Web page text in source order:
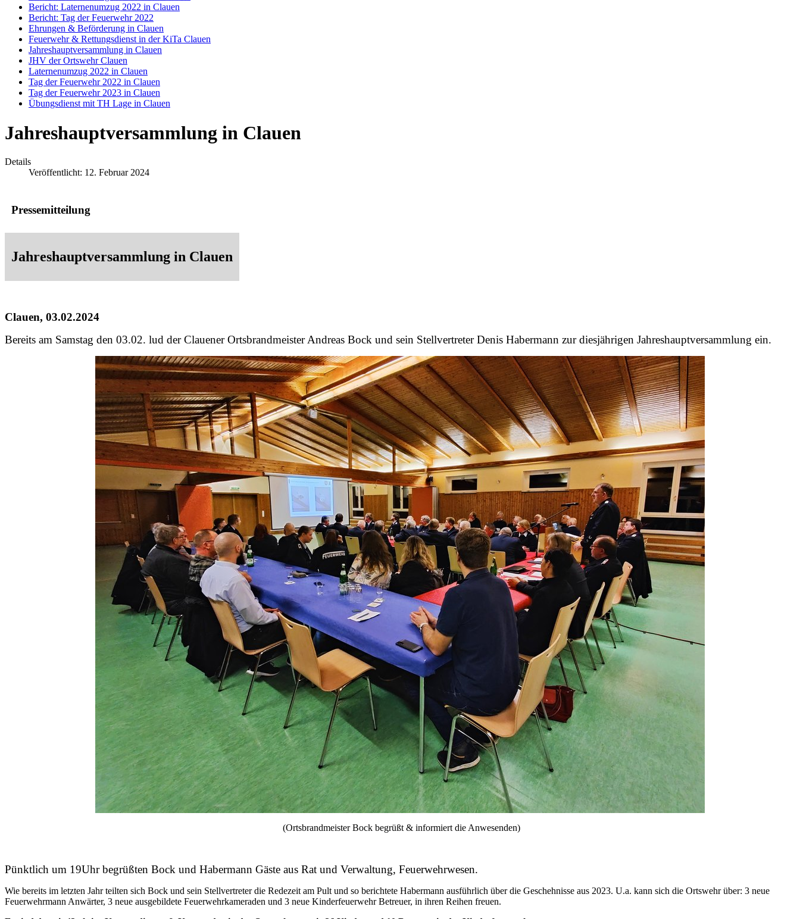
Bericht: Laternenumzug 2022 in Clauen
Bericht: Tag der Feuerwehr 2022
Ehrungen & Beförderung in Clauen
Feuerwehr & Rettungsdienst in der KiTa Clauen
Jahreshauptversammlung in Clauen
JHV der Ortswehr Clauen
Laternenumzug 2022 in Clauen
Tag der Feuerwehr 2022 in Clauen
Tag der Feuerwehr 2023 in Clauen
Übungsdienst mit TH Lage in Clauen
Jahreshauptversammlung in Clauen
Details
Veröffentlicht: 12. Februar 2024
Pressemitteilung
Jahreshauptversammlung in Clauen
Clauen, 03.02.2024
Bereits am Samstag den 03.02. lud der Clauener Ortsbrandmeister Andreas Bock und sein Stellvertreter Denis Habermann zur diesjährigen Jahreshauptversammlung ein.
(Ortsbrandmeister Bock begrüßt & informiert die Anwesenden)
Pünktlich um 19Uhr begrüßten Bock und Habermann Gäste aus Rat und Verwaltung, Feuerwehrwesen.
Wie bereits im letzten Jahr teilten sich Bock und sein Stellvertreter die Redezeit am Pult und so berichtete Habermann ausführlich über die Geschehnisse aus 2023. U.a. kann sich die Ortswehr über: 3 neue
Feuerwehrmann Anwärter, 3 neue ausgebildete Feuerwehrkameraden und 3 neue Kinderfeuerwehr Betreuer, in ihren Reihen freuen.